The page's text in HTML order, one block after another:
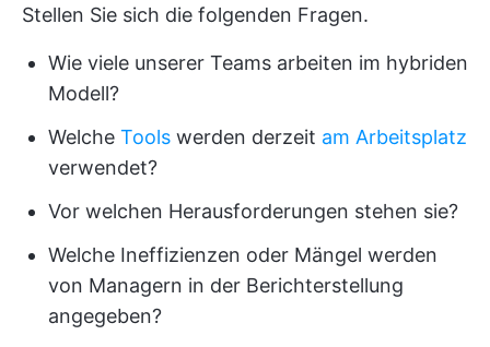
Stellen Sie sich die folgenden Fragen.
Wie viele unserer Teams arbeiten im hybriden
Modell?
Welche Tools werden derzeit am Arbeitsplatz
verwendet?
Vor welchen Herausforderungen stehen sie?
Welche Ineffizienzen oder Mängel werden
von Managern in der Berichterstellung
angegeben?